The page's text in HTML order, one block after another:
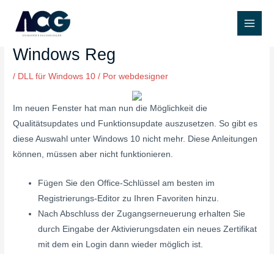
conteúdo
Main
So Öffnen Sie Sicher Eine
Windows Reg
/ DLL für Windows 10 / Porwebdesigner
Im neuen Fenster hat man nun die Möglichkeit die
Qualitätsupdates und Funktionsupdate auszusetzen. So gibt es
diese Auswahl unter Windows 10 nicht mehr. Diese Anleitungen
können, müssen aber nicht funktionieren.
Fügen Sie den Office-Schlüssel am besten im
Registrierungs-Editor zu Ihren Favoriten hinzu.
Nach Abschluss der Zugangserneuerung erhalten Sie
durch Eingabe der Aktivierungsdaten ein neues Zertifikat
mit dem ein Login dann wieder möglich ist.
navigation